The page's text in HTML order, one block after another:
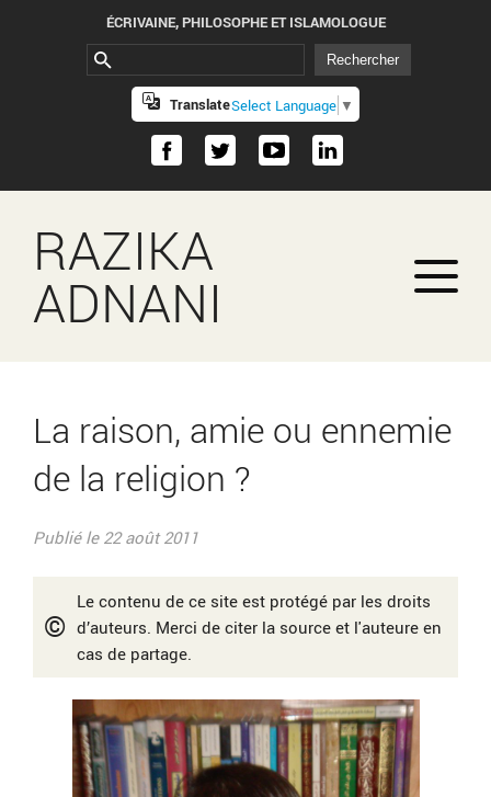
ÉCRIVAINE, PHILOSOPHE ET ISLAMOLOGUE
TranslateSelect Language ▼
RAZIKA
ADNANI
La raison, amie ou ennemie
de la religion ?
Publié le 22 août 2011
©
Le contenu de ce site est protégé par les droits
d’auteurs. Merci de citer la source et l'auteure en
cas de partage.